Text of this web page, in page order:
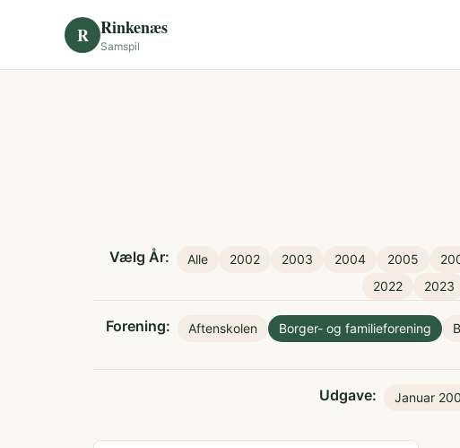
R Rinkenæs
Samspil
Vælg År: Alle 2002 2003 2004 2005
2022
2023
Forening: Aftenskolen Borger- og familieforening
Udgave: Januar